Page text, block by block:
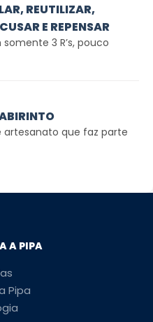
REUTILIZAR,
E REPENSAR
3 R’s, pouco
artesanato que faz parte
A PIPA
Pipa